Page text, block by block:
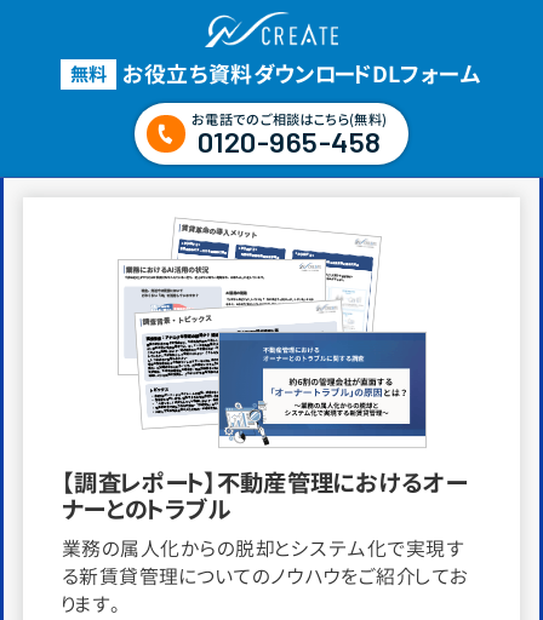
無料 お役立ち資料ダウンロードDLフォーム
お電話でのご相談はこちら(無料)
0120-965-458
【調査レポート】不動産管理におけるオー
ナーとのトラブル
業務の属人化からの脱却とシステム化で実現す
る新賃貸管理についてのノウハウをご紹介してお
ります。